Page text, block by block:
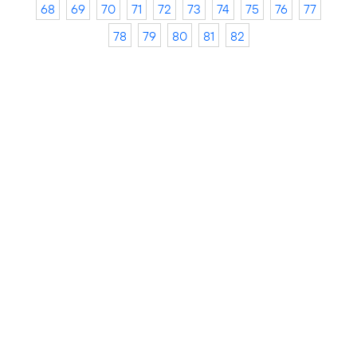
68
69 70 71 72 73 74 75 76
77
78
79 80 81 82